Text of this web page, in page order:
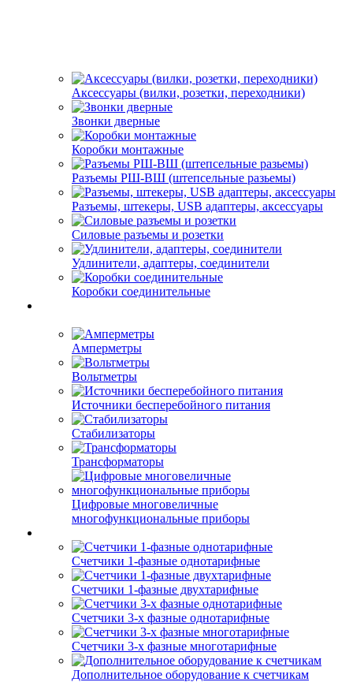
Аксессуары (вилки, розетки, переходники)
Звонки дверные
Коробки монтажные
Разъемы РШ-ВШ (штепсельные разьемы)
Разъемы, штекеры, USB адаптеры, аксессуары
Силовые разъемы и розетки
Удлинители, адаптеры, соединители
Коробки соединительные
Амперметры
Вольтметры
Источники бесперебойного питания
Стабилизаторы
Трансформаторы
Цифровые многовеличные
многофункциональные приборы
Счетчики 1-фазные однотарифные
Счетчики 1-фазные двухтарифные
Счетчики 3-х фазные однотарифные
Счетчики 3-х фазные многотарифные
Дополнительное оборудование к счетчикам